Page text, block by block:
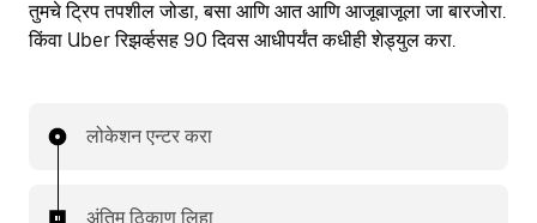
तुमचे ट्रिप तपशील जोडा, बसा आणि आत आणि आजूबाजूला जा बारजोरा.
किंवा Uber रिझर्व्हसह 90 दिवस आधीपर्यंत कधीही शेड्युल करा.
लोकेशन एन्टर करा
अंतिम ठिकाण लिहा